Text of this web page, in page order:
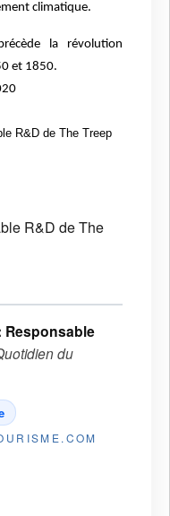
climatique.
la révolution
et 1850.
R&D de The Treep
R&D de The
Responsable
du